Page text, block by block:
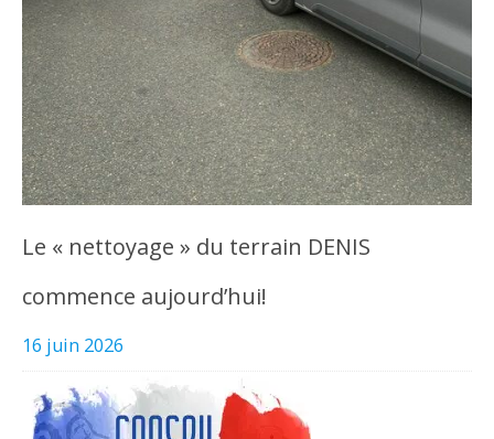
Le « nettoyage » du terrain DENIS
commence aujourd’hui!
16 juin 2026